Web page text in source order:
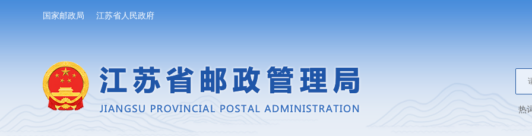
国家邮政局 江苏省人民政府
热